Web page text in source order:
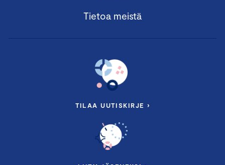
Tietoa meistä
TILAA UUTISKIRJE ›